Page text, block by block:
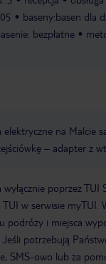
baseny:basen dla
bezpłatne
elektryczne na Malcie
– adapter z
poprzez TUI
w serwisie
podróży i miejsca
potrzebują
SMS-owo lub za